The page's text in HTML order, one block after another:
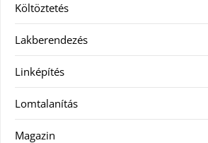
Költöztetés
Lakberendezés
Linképítés
Lomtalanítás
Magazin